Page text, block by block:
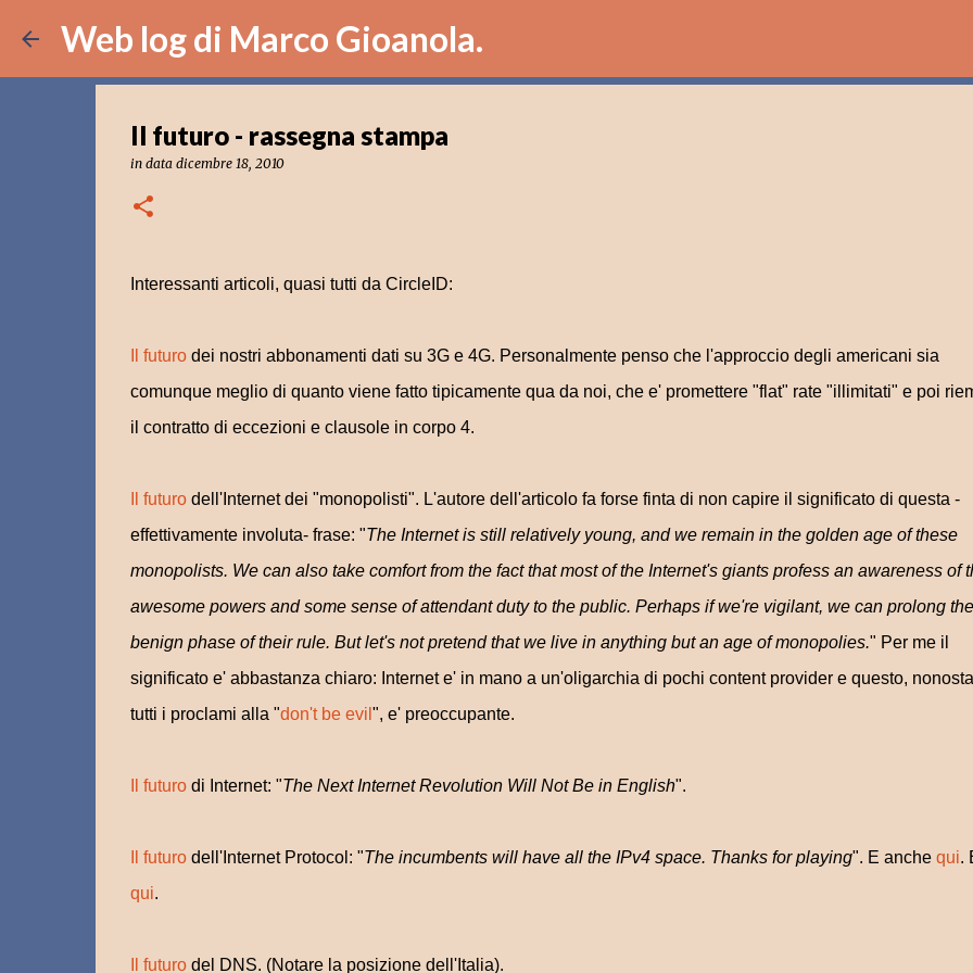
Web log di Marco Gioanola.
Il futuro - rassegna stampa
in data dicembre 18, 2010
Interessanti articoli, quasi tutti da CircleID:
Il futurodei nostri abbonamenti dati su 3G e 4G. Personalmente penso che l'approccio degli americani sia
comunque meglio di quanto viene fatto tipicamente qua da noi, che e' promettere "flat" rate "illimitati" e poi
il contratto di eccezioni e clausole in corpo 4.
Il futurodell'Internet dei "monopolisti". L'autore dell'articolo fa forse finta di non capire il significato di questa -
effettivamente involuta- frase: "The Internet is still relatively young, and we remain in the golden age of these
monopolists. We can also take comfort from the fact that most of the Internet's giants profess an awareness of
awesome powers and some sense of attendant duty to the public. Perhaps if we're vigilant, we can prolong the
benign phase of their rule. But let's not pretend that we live in anything but an age of monopolies." Per me il
significato e' abbastanza chiaro: Internet e' in mano a un'oligarchia di pochi content provider e questo,
tutti i proclami alla "don't be evil ", e' preoccupante.
Il futurodi Internet: "The Next Internet Revolution Will Not Be in English".
Il futurodell'Internet Protocol: "The incumbents will have all the IPv4 space. Thanks for playing". E anche qui.
qui.
Il futurodel DNS. (Notare la posizione dell'Italia).